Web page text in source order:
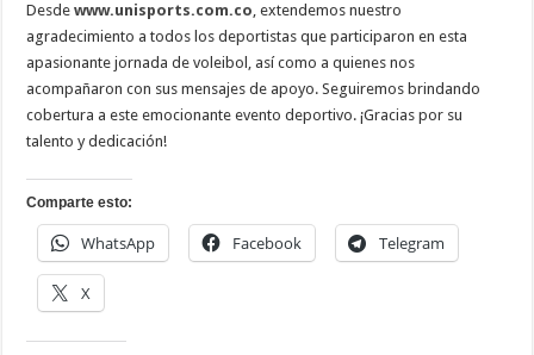
Desdewww.unisports.com.co, extendemos nuestro
agradecimiento a todos los deportistas que participaron en esta
apasionante jornada de voleibol, así como a quienes nos
acompañaron con sus mensajes de apoyo. Seguiremos brindando
cobertura a este emocionante evento deportivo. ¡Gracias por su
talento y dedicación!
Comparte esto:
WhatsApp Facebook Telegram
X